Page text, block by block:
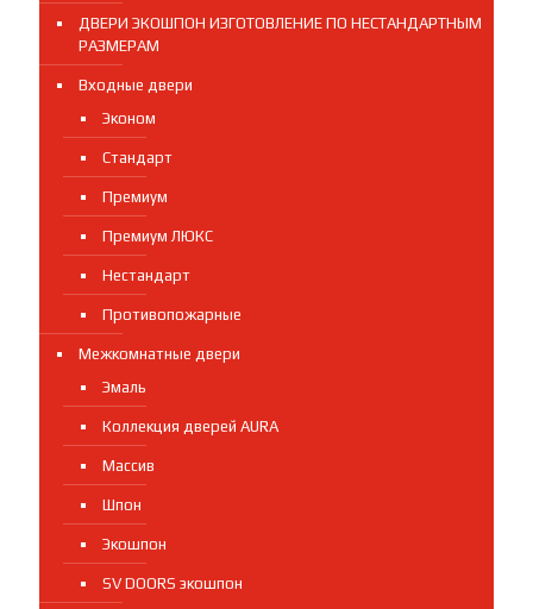
ДВЕРИ ЭКОШПОН ИЗГОТОВЛЕНИЕ ПО НЕСТАНДАРТНЫМ
РАЗМЕРАМ
Входные двери
Эконом
Стандарт
Премиум
Премиум ЛЮКС
Нестандарт
Противопожарные
Межкомнатные двери
Эмаль
Коллекция дверей AURA
Массив
Шпон
Экошпон
SV DOORS экошпон